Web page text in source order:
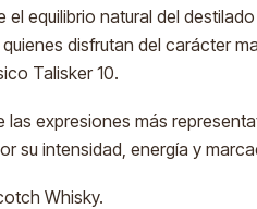
el equilibrio natural del
disfrutan del carácter
Talisker 10.
las expresiones más
su intensidad, energía y
Whisky.